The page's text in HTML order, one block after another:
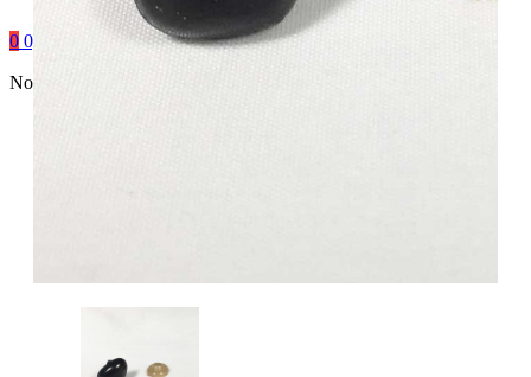
0 0,00
No hay productos en el carrito.